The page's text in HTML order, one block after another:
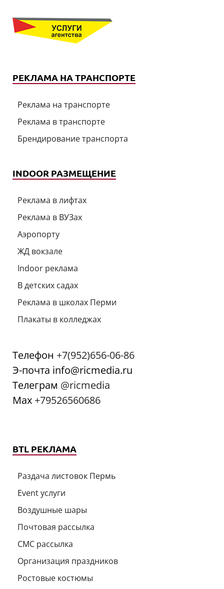
РЕКЛАМА НА ТРАНСПОРТЕ
Реклама на транспорте
Реклама в транспорте
Брендирование транспорта
INDOOR РАЗМЕЩЕНИЕ
Реклама в лифтах
Реклама в ВУЗах
Аэропорту
ЖД вокзале
Indoor реклама
В детских садах
Реклама в школах Перми
Плакаты в колледжах
Телефон +7(952)656-06-86
Э-почта info@ricmedia.ru
Телеграм @ricmedia
Мах +79526560686
BTL РЕКЛАМА
Раздача листовок Пермь
Event услуги
Воздушные шары
Почтовая рассылка
СМС рассылка
Организация праздников
Ростовые костюмы